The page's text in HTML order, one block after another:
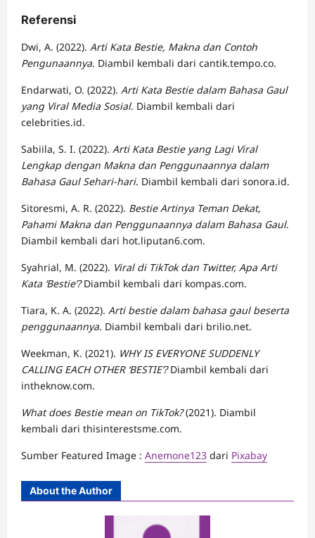
Referensi
Dwi, A. (2022). Arti Kata Bestie, Makna dan Contoh
Pengunaannya. Diambil kembali dari cantik.tempo.co.
Endarwati, O. (2022). Arti Kata Bestie dalam Bahasa Gaul
yang Viral Media Sosial. Diambil kembali dari
celebrities.id.
Sabiila, S. I. (2022). Arti Kata Bestie yang Lagi Viral
Lengkap dengan Makna dan Penggunaannya dalam
Bahasa Gaul Sehari-hari. Diambil kembali dari sonora.id.
Sitoresmi, A. R. (2022). Bestie Artinya Teman Dekat,
Pahami Makna dan Penggunaannya dalam Bahasa Gaul.
Diambil kembali dari hot.liputan6.com.
Syahrial, M. (2022). Viral di TikTok dan Twitter, Apa Arti
Kata ‘Bestie’?Diambil kembali dari kompas.com.
Tiara, K. A. (2022). Arti bestie dalam bahasa gaul beserta
penggunaannya. Diambil kembali dari brilio.net.
Weekman, K. (2021). WHY IS EVERYONE SUDDENLY
CALLING EACH OTHER ‘BESTIE’?Diambil kembali dari
intheknow.com.
What does Bestie mean on TikTok?(2021). Diambil
kembali dari thisinterestsme.com.
Sumber Featured Image : Anemone123 dari Pixabay
About the Author